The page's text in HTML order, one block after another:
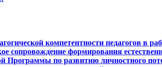
компетентности педагогов в
сопровождение формирования
Программы по развитию личностного